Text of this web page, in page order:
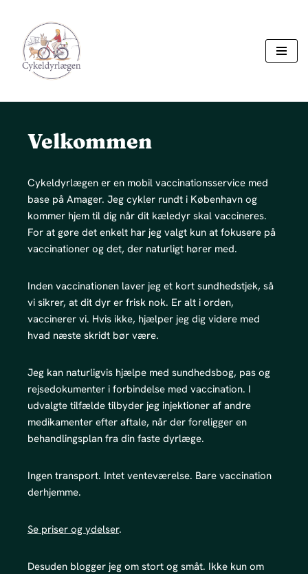
Spring
indhold
Velkommen
Cykeldyrlægen er en mobil vaccinationsservice med
base på Amager. Jeg cykler rundt i København og
kommer hjem til dig når dit kæledyr skal vaccineres.
For at gøre det enkelt har jeg valgt kun at fokusere på
vaccinationer og det, der naturligt hører med.
Inden vaccinationen laver jeg et kort sundhedstjek, så
vi sikrer, at dit dyr er frisk nok. Er alt i orden,
vaccinerer vi. Hvis ikke, hjælper jeg dig videre med
hvad næste skridt bør være.
Jeg kan naturligvis hjælpe med sundhedsbog, pas og
rejsedokumenter i forbindelse med vaccination. I
udvalgte tilfælde tilbyder jeg injektioner af andre
medikamenter efter aftale, når der foreligger en
behandlingsplan fra din faste dyrlæge.
Ingen transport. Intet venteværelse. Bare vaccination
derhjemme.
Se priser og ydelser.
Desuden blogger jeg om stort og småt. Ikke kun om